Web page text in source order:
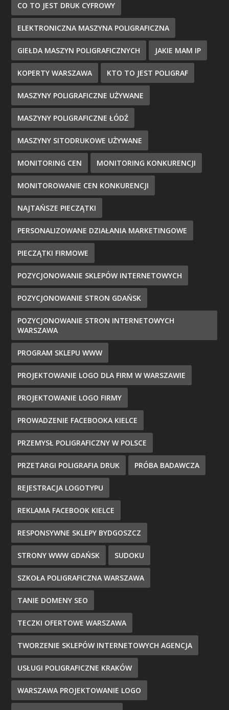
CO TO JEST DRUK CYFROWY
ELEKTRONICZNA MASZYNA POLIGRAFICZNA
GIEŁDA MASZYN POLIGRAFICZNYCH JAKIE MAM IP
KOPERTY WARSZAWA KTO TO JEST POLIGRAF
MASZYNY POLIGRAFICZNE UŻYWANE
MASZYNY POLIGRAFICZNE ŁÓDŹ
MASZYNY SITODRUKOWE UŻYWANE
MONITORING CEN MONITORING KONKURENCJI
MONITOROWANIE CEN KONKURENCJI
NAJTAŃSZE PIECZĄTKI
PERSONALIZOWANE DZIAŁANIA MARKETINGOWE
PIECZĄTKI FIRMOWE
POZYCJONOWANIE SKLEPÓW INTERNETOWYCH
POZYCJONOWANIE STRON GDAŃSK
POZYCJONOWANIE STRON INTERNETOWYCH
WARSZAWA
PROGRAM SKLEPU WWW
PROJEKTOWANIE LOGO DLA FIRM W WARSZAWIE
PROJEKTOWANIE LOGO FIRMY
PROWADZENIE FACEBOOKA KIELCE
PRZEMYSŁ POLIGRAFICZNY W POLSCE
PRZETARGI POLIGRAFIA DRUK PRÓBA BADAWCZA
REJESTRACJA LOGOTYPU
REKLAMA FACEBOOK KIELCE
RESPONSYWNE SKLEPY BYDGOSZCZ
STRONY WWW GDAŃSK SUDOKU
SZKOŁA POLIGRAFICZNA WARSZAWA
TANIE DOMENY SEO
TECZKI OFERTOWE WARSZAWA
TWORZENIE SKLEPÓW INTERNETOWYCH AGENCJA
USŁUGI POLIGRAFICZNE KRAKÓW
WARSZAWA PROJEKTOWANIE LOGO